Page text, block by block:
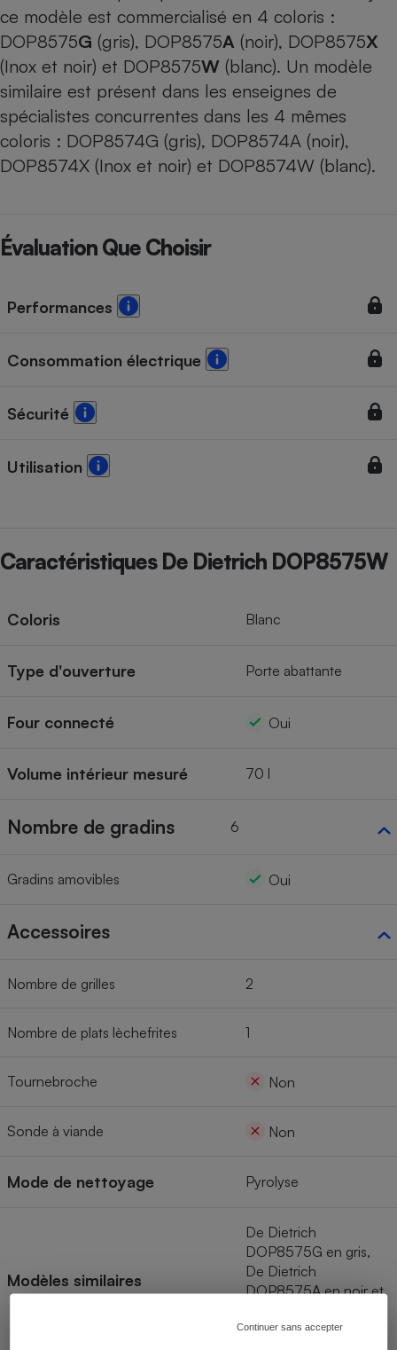
Continuer sans accepter
ce modèle est commercialisé en 4 coloris :
DOP8575G (gris), DOP8575A (noir), DOP8575X
(Inox et noir) et DOP8575W (blanc). Un modèle
similaire est présent dans les enseignes de
spécialistes concurrentes dans les 4 mêmes
coloris : DOP8574G (gris), DOP8574A (noir),
DOP8574X (Inox et noir) et DOP8574W (blanc).
Évaluation Que Choisir
Performances
Consommation électrique
Sécurité
Utilisation
Caractéristiques De Dietrich DOP8575W
Coloris Blanc
Type d'ouverture Porte abattante
Four connecté Oui
Volume intérieur mesuré 70 l
Nombre de gradins 6
Gradins amovibles Oui
Accessoires
Nombre de grilles 2
Nombre de plats lèchefrites 1
Tournebroche Non
Sonde à viande Non
Mode de nettoyage Pyrolyse
Modèles similaires
De Dietrich
DOP8575G en gris,
De Dietrich
DOP8575A en noir et
noir